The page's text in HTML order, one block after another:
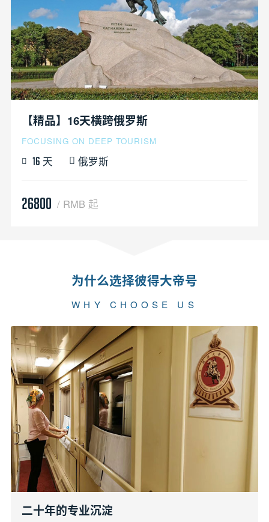
【精品】16天横跨俄罗斯
FOCUSING ON DEEP TOURISM
16 天 俄罗斯
26800 / RMB 起
为什么选择彼得大帝号
WHY CHOOSE US
二十年的专业沉淀